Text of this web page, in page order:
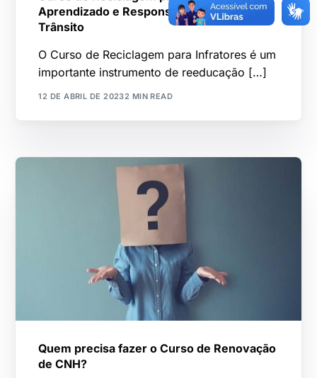
Aprendizado e Responsabilidade no
Trânsito
O Curso de Reciclagem para Infratores é um
importante instrumento de reeducação […]
12 DE ABRIL DE 20232 MIN READ
Quem precisa fazer o Curso de Renovação
de CNH?